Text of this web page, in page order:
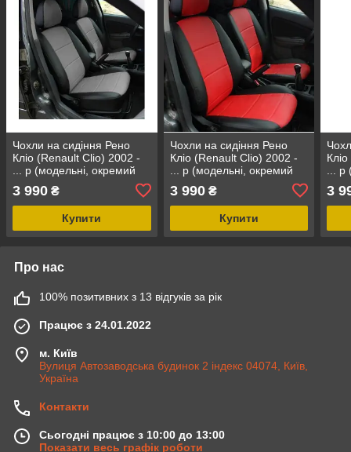
Чохли на сидіння Рено
Кліо (Renault Clio) 2002 -
... р (модельні, окремий
підголовник) Чорно-сірий
3 990 ₴
Купити
Чохли на сидіння Рено
Кліо (Renault Clio) 2002 -
... р (модельні, окремий
підголовник) Чорно-білий
3 990₴
Купити
...
3
Про нас
100% позитивних з 13 відгуків за рік
Працює з 24.01.2022
м. Київ
Вулиця Автозаводська будинок 2 індекс 04074, Київ,
Україна
Контакти
Сьогодні працює з 10:00 до 13:00
Показати весь графік роботи